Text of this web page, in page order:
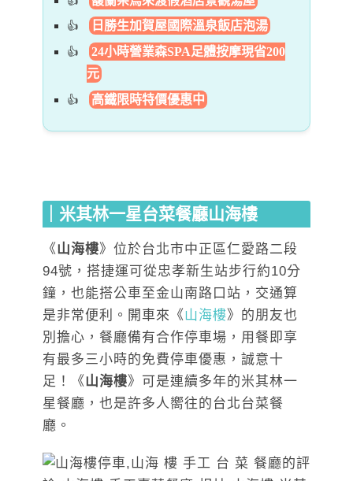
日勝生加賀屋國際溫泉飯店泡湯
24小時營業森SPA足體按摩現省200
元
高鐵限時特價優惠中
｜米其林一星台菜餐廳山海樓
《山海樓》位於台北市中正區仁愛路二段
94號，搭捷運可從忠孝新生站步行約10分
鐘，也能搭公車至金山南路口站，交通算
是非常便利。開車來《山海樓》的朋友也
別擔心，餐廳備有合作停車場，用餐即享
有最多三小時的免費停車優惠，誠意十
足！《山海樓》可是連續多年的米其林一
星餐廳，也是許多人嚮往的台北台菜餐
廳。